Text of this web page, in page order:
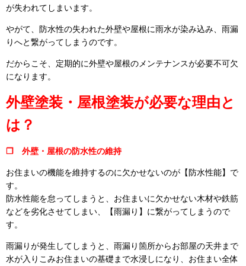
が失われてしまいます。
やがて、防水性の失われた外壁や屋根に雨水が染み込み、雨漏
りへと繋がってしまうのです。
だからこそ、定期的に外壁や屋根のメンテナンスが必要不可欠
になります。
外壁塗装・屋根塗装が必要な理由と
は？
❒ 外壁・屋根の防水性の維持
お住まいの機能を維持するのに欠かせないのが【防水性能】で
す。
防水性能を怠ってしまうと、お住まいに欠かせない木材や鉄筋
などを劣化させてしまい、【雨漏り】に繋がってしまうので
す。
雨漏りが発生してしまうと、雨漏り箇所からお部屋の天井まで
水が入りこみお住まいの基礎まで水浸しになり、お住まい全体